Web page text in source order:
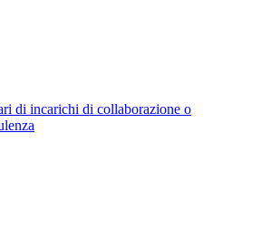
di incarichi di collaborazione o